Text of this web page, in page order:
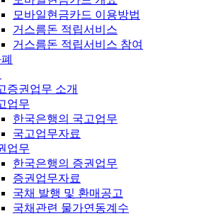
모바일현금카드 이용방법
거스름돈 적립서비스
거스름돈 적립서비스 참여
증권업무 소개
업무
한국은행의 국고업무
국고업무자료
업무
한국은행의 증권업무
증권업무자료
국채 발행 및 환매공고
국채관련 물가연동계수